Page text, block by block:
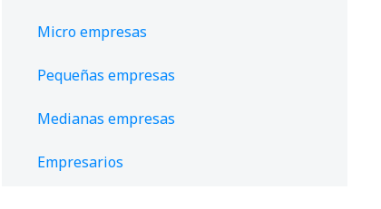
Micro empresas
Pequeñas empresas
Medianas empresas
Empresarios